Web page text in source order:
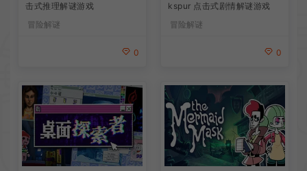
击式推理解谜游戏
冒险解谜
0
kspur 点击式剧情解谜游戏
冒险解谜
0